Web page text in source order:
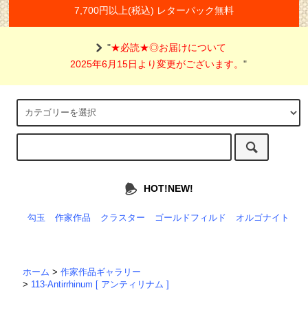
7,700円以上(税込) レターパック無料
"★必読★◎お届けについて
2025年6月15日より変更がございます。"
HOT!NEW!
勾玉 作家作品 クラスター ゴールドフィルド オルゴナイト
ホーム >作家作品ギャラリー
> 113-Antirrhinum [ アンティリナム ]